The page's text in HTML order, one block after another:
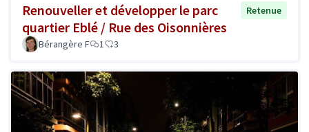
Renouveller et développer le parc
quartier Eblé / Rue des Oisonnières
Retenue
Bérangère F 1 3